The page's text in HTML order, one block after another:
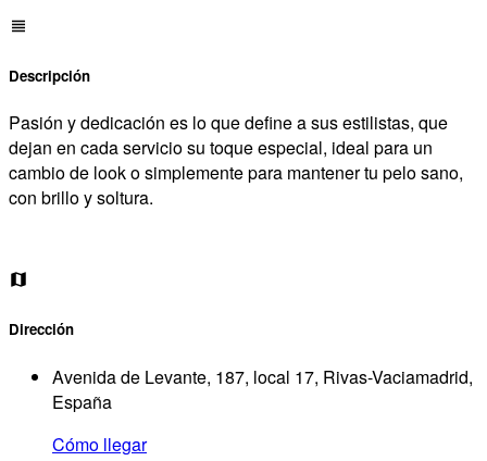
Descripción
Pasión y dedicación es lo que define a sus estilistas, que
dejan en cada servicio su toque especial, ideal para un
cambio de look o simplemente para mantener tu pelo sano,
con brillo y soltura.
Dirección
Avenida de Levante, 187, local 17, Rivas-Vaciamadrid,
España
Cómo llegar